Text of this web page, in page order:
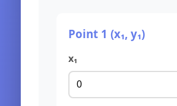
Point 1 (x₁, y₁)
x₁